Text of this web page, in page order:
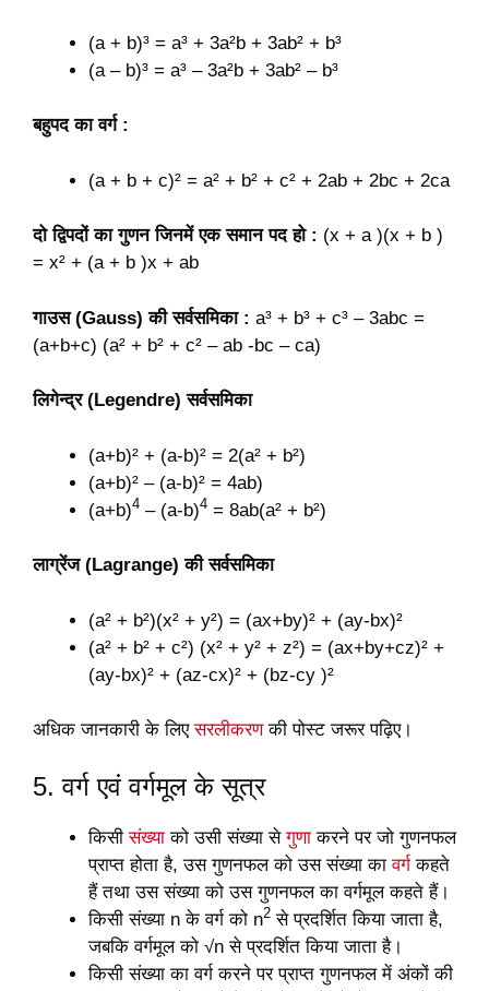
(a + b)³ = a³ + 3a²b + 3ab² + b³
(a – b)³ = a³ – 3a²b + 3ab² – b³
बहुपद का वर्ग :
(a + b + c)² = a² + b² + c² + 2ab + 2bc + 2ca
दो द्विपदों का गुणन जिनमें एक समान पद हो : (x + a )(x + b )
= x² + (a + b )x + ab
गाउस (Gauss) की सर्वसमिका : a³ + b³ + c³ – 3abc =
(a+b+c) (a² + b² + c² – ab -bc – ca)
लिगेन्द्र (Legendre) सर्वसमिका
(a+b)² + (a-b)² = 2(a² + b²)
(a+b)² – (a-b)² = 4ab)
(a+b)4 – (a-b)4 = 8ab(a² + b²)
लाग्रेंज (Lagrange) की सर्वसमिका
(a² + b²)(x² + y²) = (ax+by)² + (ay-bx)²
(a² + b² + c²) (x² + y² + z²) = (ax+by+cz)² +
(ay-bx)² + (az-cx)² + (bz-cy )²
अधिक जानकारी के लिएसरलीकरणकी पोस्ट जरूर पढ़िए।
5. वर्ग एवं वर्गमूल के सूत्र
किसीसंख्या को उसी संख्या सेगुणा करने पर जो गुणनफल
प्राप्त होता है, उस गुणनफल को उस संख्या कावर्ग कहते
हैं तथा उस संख्या को उस गुणनफल का वर्गमूल कहते हैं।
किसी संख्या n के वर्ग को n2 से प्रदर्शित किया जाता है,
जबकि वर्गमूल को √n से प्रदर्शित किया जाता है।
किसी संख्या का वर्ग करने पर प्राप्त गुणनफल में अंकों की